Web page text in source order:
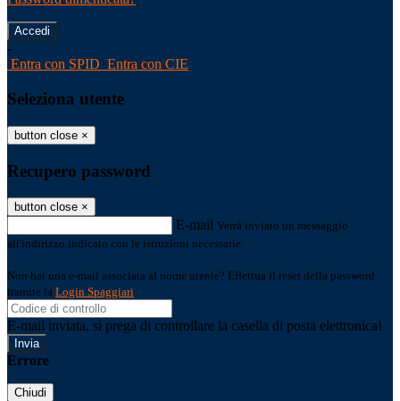
-
Entra con SPID Entra con CIE
Seleziona utente
button close ×
Recupero password
button close ×
E-mail Verrà inviato un messaggio
all'indirizzo indicato con le istruzioni necessarie.
Non hai una e-mail associata al nome utente? Effettua il reset della password
tramite la Login Spaggiari
E-mail inviata, si prega di controllare la casella di posta elettronica!
Errore
Chiudi